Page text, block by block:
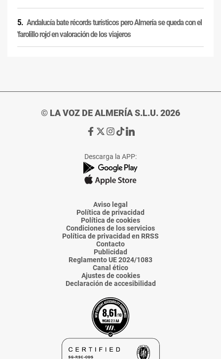
Andalucía bate récords turísticos pero Almería se queda con el
'farolillo rojo' en valoración de los viajeros
© LA VOZ DE ALMERÍA S.L.U. 2026
Ir
de
La
Voz
Almería
Ir
de
La
Voz
Almería
Ir
de
La
Voz
Almería
Ir
de
La
Voz
Almería
Ir
de
La
Voz
Descarga la APP:
Aviso legal
Política de privacidad
Política de cookies
Condiciones de los servicios
Política de privacidad en RRSS
Contacto
Publicidad
Reglamento UE 2024/1083
Canal ético
Ajustes de cookies
Declaración de accesibilidad